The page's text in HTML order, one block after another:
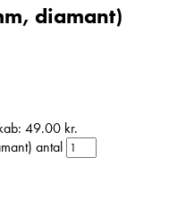
diamant)
49.00 kr.
antal